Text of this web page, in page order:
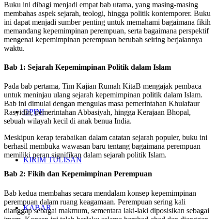
OPINI
KIRIM TULISAN
KABAR
Buku ini dibagi menjadi empat bab utama, yang masing-masing
membahas aspek sejarah, teologi, hingga politik kontemporer. Buku
ini dapat menjadi sumber penting untuk memahami bagaimana fikih
memandang kepemimpinan perempuan, serta bagaimana perspektif
mengenai kepemimpinan perempuan berubah seiring berjalannya
waktu.
Bab 1: Sejarah Kepemimpinan Politik dalam Islam
Pada bab pertama, Tim Kajian Rumah KitaB mengajak pembaca
untuk meninjau ulang sejarah kepemimpinan politik dalam Islam.
Bab ini dimulai dengan mengulas masa pemerintahan Khulafaur
Rasyidin, pemerintahan Abbasiyah, hingga Kerajaan Bhopal,
sebuah wilayah kecil di anak benua India.
Meskipun kerap terabaikan dalam catatan sejarah populer, buku ini
berhasil membuka wawasan baru tentang bagaimana perempuan
memiliki peran signifikan dalam sejarah politik Islam.
Bab 2: Fikih dan Kepemimpinan Perempuan
Bab kedua membahas secara mendalam konsep kepemimpinan
perempuan dalam ruang keagamaan. Perempuan sering kali
dianggap sebagai makmum, sementara laki-laki diposisikan sebagai